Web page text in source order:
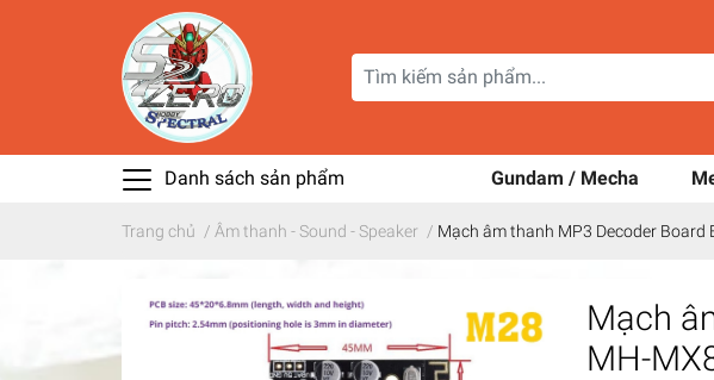
Danh sách sản phẩm Gundam / Mecha
Trang chủ / Âm thanh - Sound - Speaker / Mạch âm thanh MP3 Decoder Board
Mạch
MH-